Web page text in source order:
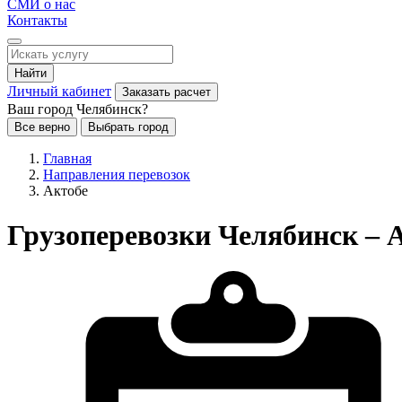
СМИ о нас
Контакты
Найти
Личный кабинет Заказать расчет
Ваш город Челябинск?
Все верно Выбрать город
Главная
Направления перевозок
Актобе
Грузоперевозки Челябинск –